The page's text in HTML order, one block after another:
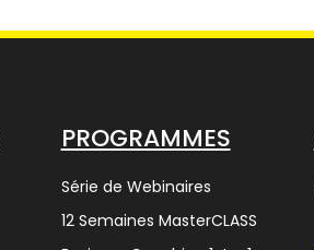
PROGRAMMES
Série de Webinaires
12 Semaines MasterCLASS